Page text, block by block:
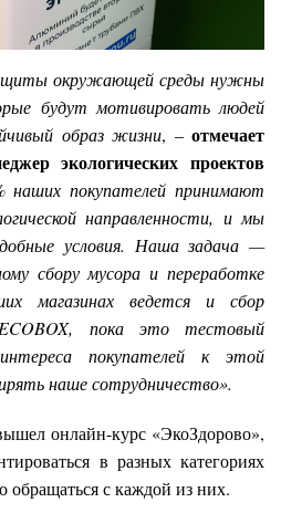
окружающей среды нужны
будут мотивировать людей
образ жизни, – отмечает
экологических проектов
наших покупателей принимают
направленности, и мы
условия. Наша задача —
сбору мусора и переработке
магазинах ведется и сбор
пока это тестовый
покупателей к этой
наше сотрудничество».
онлайн-курс «ЭкоЗдорово»,
в разных категориях
обращаться с каждой из них.